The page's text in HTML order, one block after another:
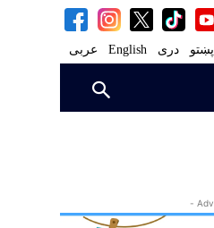
پښتو دری English عربی